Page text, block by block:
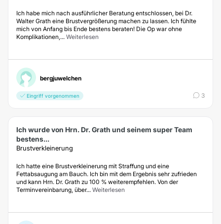
Ich habe mich nach ausführlicher Beratung entschlossen, bei Dr.
Walter Grath eine Brustvergrößerung machen zu lassen. Ich fühlte
mich von Anfang bis Ende bestens beraten! Die Op war ohne
Komplikationen,... Weiterlesen
bergjuwelchen
3
Eingriff vorgenommen
Ich wurde von Hrn. Dr. Grath und seinem super Team
bestens...
Brustverkleinerung
Ich hatte eine Brustverkleinerung mit Straffung und eine
Fettabsaugung am Bauch. Ich bin mit dem Ergebnis sehr zufrieden
und kann Hrn. Dr. Grath zu 100 % weiterempfehlen. Von der
Terminvereinbarung, über... Weiterlesen